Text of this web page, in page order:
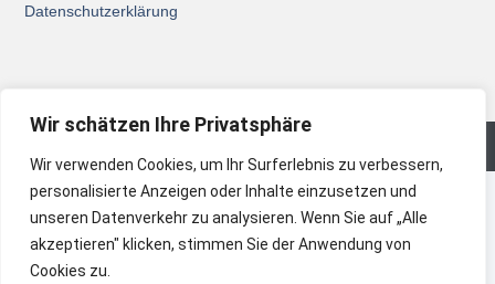
Wir schätzen Ihre Privatsphäre
Wir verwenden Cookies, um Ihr Surferlebnis zu verbessern,
personalisierte Anzeigen oder Inhalte einzusetzen und
unseren Datenverkehr zu analysieren. Wenn Sie auf „Alle
akzeptieren" klicken, stimmen Sie der Anwendung von
Cookies zu.
Datenschutzerklärung
© 2026 All Rights Reserved.